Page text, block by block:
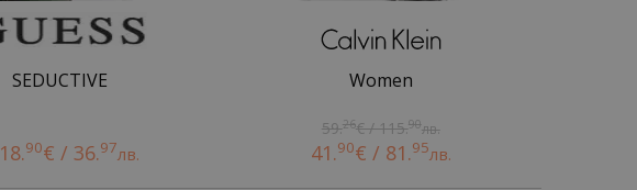
SEDUCTIVE
18.90€ / 36.97лв.
Women
59.26€ / 115.90лв.
41.90€ / 81.95лв.